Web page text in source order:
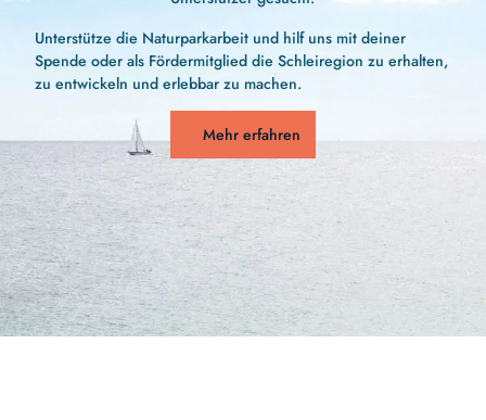
Unterstütze die Naturparkarbeit und hilf uns mit deiner
Spende oder als Fördermitglied die Schleiregion zu erhalten,
zu entwickeln und erlebbar zu machen.
Mehr erfahren